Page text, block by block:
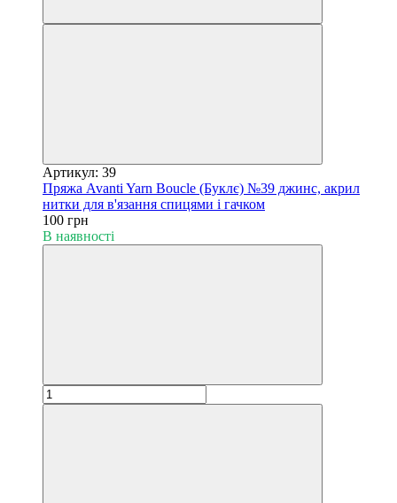
Артикул: 39
Пряжа Avanti Yarn Boucle (Буклє) №39 джинс, акрил
нитки для в'язання спицями і гачком
100 грн
В наявності